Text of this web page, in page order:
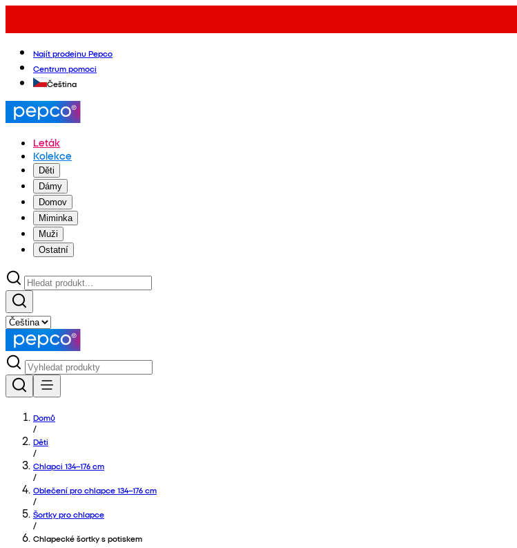
Najít prodejnu Pepco
Centrum pomoci
Čeština
Leták
Kolekce
Děti
Dámy
Domov
Miminka
Muži
Ostatní
Domů
/
Děti
/
Chlapci 134–176 cm
/
Oblečení pro chlapce 134–176 cm
/
Šortky pro chlapce
/
Chlapecké šortky s potiskem